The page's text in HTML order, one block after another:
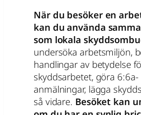
När du besöker en
kan du använda
som lokala
undersöka arbetsmiljön,
handlingar av betydelse
skyddsarbetet, göra 6:6a-
anmälningar, lägga
så vidare. Besöket kan